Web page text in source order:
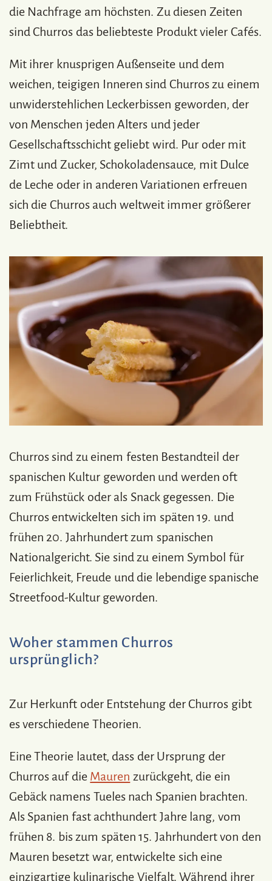
die Nachfrage am höchsten. Zu diesen Zeiten
sind Churros das beliebteste Produkt vieler Cafés.
Mit ihrer knusprigen Außenseite und dem
weichen, teigigen Inneren sind Churros zu einem
unwiderstehlichen Leckerbissen geworden, der
von Menschen jeden Alters und jeder
Gesellschaftsschicht geliebt wird. Pur oder mit
Zimt und Zucker, Schokoladensauce, mit Dulce
de Leche oder in anderen Variationen erfreuen
sich die Churros auch weltweit immer größerer
Beliebtheit.
Churros sind zu einem festen Bestandteil der
spanischen Kultur geworden und werden oft
zum Frühstück oder als Snack gegessen. Die
Churros entwickelten sich im späten 19. und
frühen 20. Jahrhundert zum spanischen
Nationalgericht. Sie sind zu einem Symbol für
Feierlichkeit, Freude und die lebendige spanische
Streetfood-Kultur geworden.
Woher stammen Churros
ursprünglich?
Zur Herkunft oder Entstehung der Churros gibt
es verschiedene Theorien.
Eine Theorie lautet, dass der Ursprung der
Churros auf die Mauren zurückgeht, die ein
Gebäck namens Tueles nach Spanien brachten.
Als Spanien fast achthundert Jahre lang, vom
frühen 8. bis zum späten 15. Jahrhundert von den
Mauren besetzt war, entwickelte sich eine
einzigartige kulinarische Vielfalt. Während ihrer